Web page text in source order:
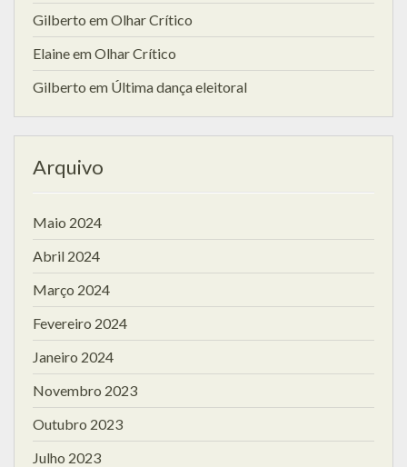
Gilberto emOlhar Crítico
ElaineemOlhar Crítico
Gilberto em Última dança eleitoral
Arquivo
Maio 2024
Abril 2024
Março 2024
Fevereiro 2024
Janeiro 2024
Novembro 2023
Outubro 2023
Julho 2023